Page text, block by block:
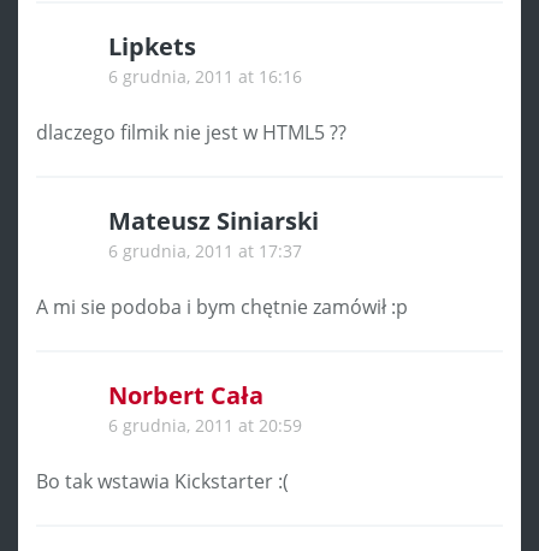
Lipkets
6 grudnia, 2011 at 16:16
dlaczego filmik nie jest w HTML5 ??
Mateusz Siniarski
6 grudnia, 2011 at 17:37
A mi sie podoba i bym chętnie zamówił :p
Norbert Cała
6 grudnia, 2011 at 20:59
Bo tak wstawia Kickstarter :(